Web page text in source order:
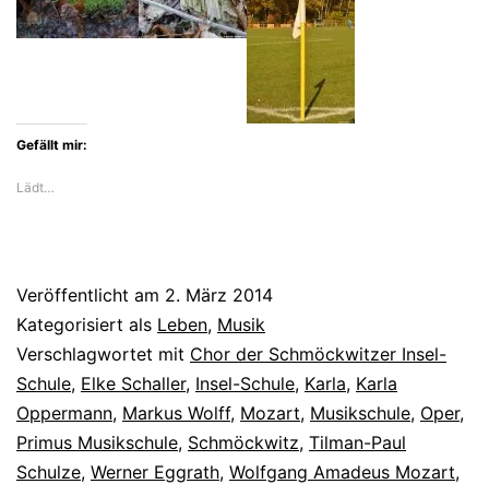
Gefällt mir:
Lädt…
Veröffentlicht am 2. März 2014
Kategorisiert als Leben, Musik
Verschlagwortet mit Chor der Schmöckwitzer Insel-
Schule, Elke Schaller, Insel-Schule, Karla, Karla
Oppermann, Markus Wolff, Mozart, Musikschule, Oper,
Primus Musikschule, Schmöckwitz, Tilman-Paul
Schulze, Werner Eggrath, Wolfgang Amadeus Mozart,